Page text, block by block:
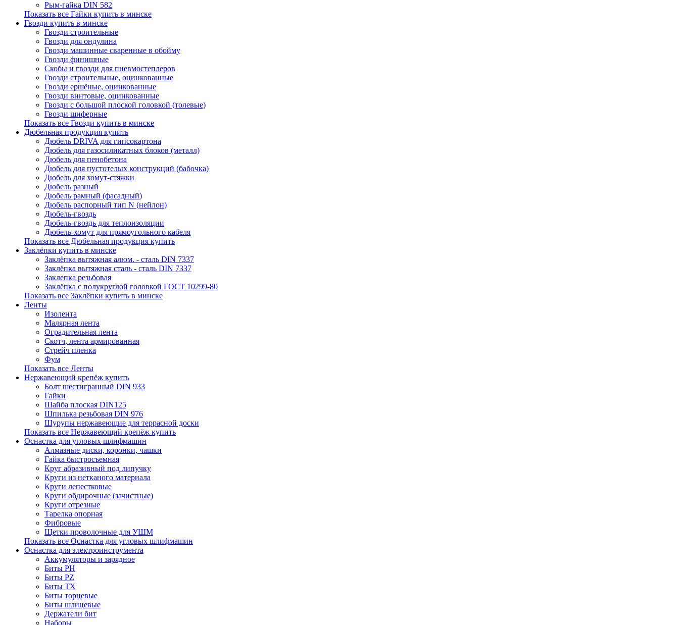
Рым-гайка DIN 582
Показать все Гайки купить в минске
Гвозди купить в минске
Гвозди строительные
Гвозди для ондулина
Гвозди машинные сваренные в обойму
Гвозди финишные
Скобы и гвозди для пневмостеплеров
Гвозди строительные, оцинкованные
Гвозди ершёные, оцинкованные
Гвозди винтовые, оцинкованные
Гвозди с большой плоской головкой (толевые)
Гвозди шиферные
Показать все Гвозди купить в минске
Дюбельная продукция купить
Дюбель DRIVA для гипсокартона
Дюбель для газосиликатных блоков (металл)
Дюбель для пенобетона
Дюбель для пустотелых конструкций (бабочка)
Дюбель для хомут-стяжки
Дюбель разный
Дюбель рамный (фасадный)
Дюбель распорный тип N (нейлон)
Дюбель-гвоздь
Дюбель-гвоздь для теплоизоляции
Дюбель-хомут для прямоугольного кабеля
Показать все Дюбельная продукция купить
Заклёпки купить в минске
Заклёпка вытяжная алюм. - сталь DIN 7337
Заклёпка вытяжная сталь - сталь DIN 7337
Заклепка резьбовая
Заклёпка с полукруглой головкой ГОСТ 10299-80
Показать все Заклёпки купить в минске
Ленты
Изолента
Малярная лента
Оградительная лента
Скотч, лента армированная
Стрейч пленка
Фум
Показать все Ленты
Нержавеющий крепёж купить
Болт шестигранный DIN 933
Гайки
Шайба плоская DIN125
Шпилька резьбовая DIN 976
Шурупы нержавеющие для террасной доски
Показать все Нержавеющий крепёж купить
Оснастка для угловых шлифмашин
Алмазные диски, коронки, чашки
Гайка быстросъемная
Круг абразивный под липучку
Круги из нетканого материала
Круги лепестковые
Круги обдирочные (зачистные)
Круги отрезные
Тарелка опорная
Фибровые
Щетки проволочные для УШМ
Показать все Оснастка для угловых шлифмашин
Оснастка для электроинструмента
Аккумуляторы и зарядное
Биты PH
Биты PZ
Биты TX
Биты торцевые
Биты шлицевые
Держатели бит
Наборы